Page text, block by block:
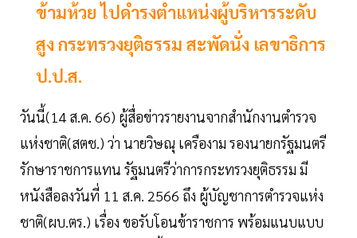
ข้ามห้วย ไปดำรงตำแหน่งผู้บริหารระดับ
สูง กระทรวงยุติธรรม สะพัดนั่ง เลขาธิการ
ป.ป.ส.
วันนี้(14 ส.ค. 66) ผู้สื่อข่าวรายงานจากสำนักงานตำรวจ
แห่งชาติ(สตช.) ว่า นายวิษณุ เครืองาม รองนายกรัฐมนตรี
รักษาราชการแทน รัฐมนตรีว่าการกระทรวงยุติธรรม มี
หนังสือลงวันที่ 11 ส.ค. 2566 ถึง ผู้บัญชาการตำรวจแห่ง
ชาติ(ผบ.ตร.) เรื่อง ขอรับโอนข้าราชการ พร้อมแนบแบบ